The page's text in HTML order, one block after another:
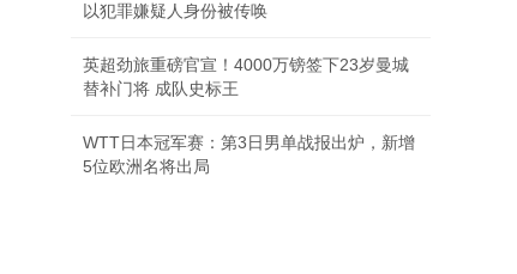
以犯罪嫌疑人身份被传唤
英超劲旅重磅官宣！4000万镑签下23岁曼城
替补门将 成队史标王
WTT日本冠军赛：第3日男单战报出炉，新增
5位欧洲名将出局